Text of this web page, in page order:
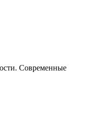
Современные